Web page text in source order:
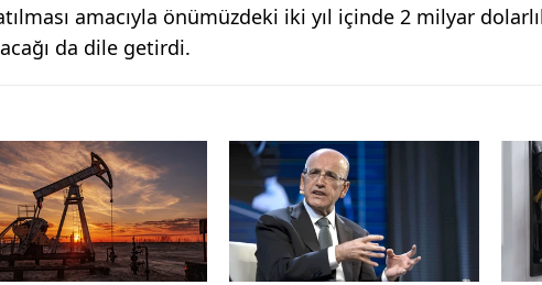
amacıyla önümüzdeki iki yıl içinde 2 milyar
da dile getirdi.